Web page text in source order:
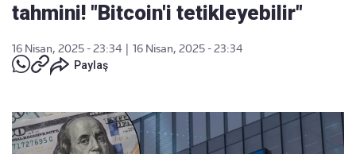
tahmini! "Bitcoin'i tetikleyebilir"
16 Nisan, 2025 - 23:34
16 Nisan, 2025 - 23:34
Paylaş